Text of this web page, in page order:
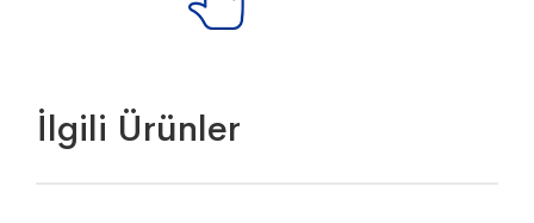
İlgili Ürünler